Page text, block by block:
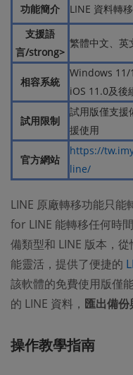
功能簡介
LINE 資料轉
支援語
言/strong>
繁體中文、英
相容系統
Windows 11/
iOS 11.0及
試用限制
試用版僅支援
援使用
官方網站
https://
line/
LINE 原廠轉移功能只
for LINE 能轉移任何時
備類型和 LINE 版本，
能靈活，提供了便捷的
該軟體的免費使用版僅
的 LINE 資料， 匯出備
操作教學指南